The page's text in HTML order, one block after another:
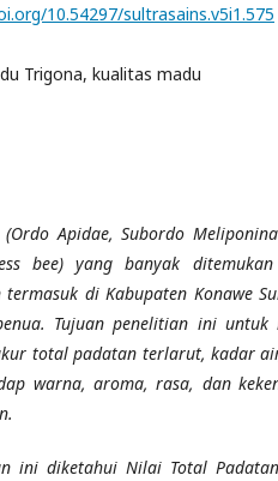
10.54297/sultrasains.v5i1.575
Trigona, kualitas madu
Apidae, Subordo
bee) yang banyak
di Kabupaten Konawe
Tujuan penelitian ini untuk
totalpadatan terlarut, kadar
warna, aroma, rasa, dan
ini diketahui Nilai Total